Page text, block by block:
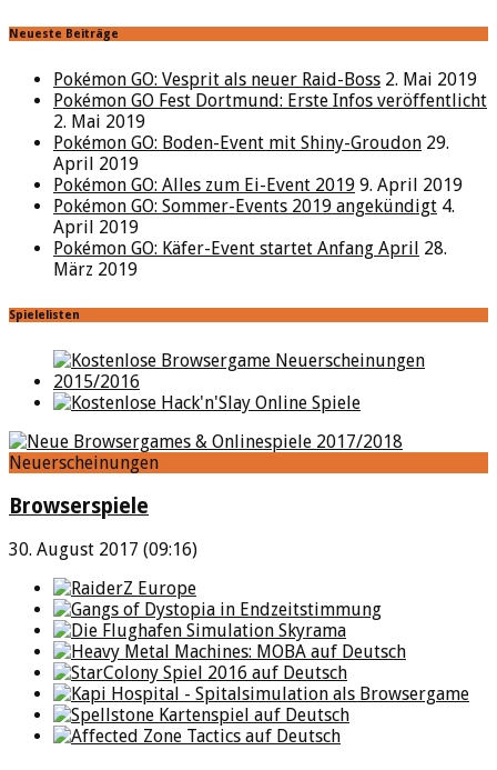
Neueste Beiträge
Pokémon GO: Vesprit als neuer Raid-Boss 2. Mai 2019
Pokémon GO Fest Dortmund: Erste Infos veröffentlicht
2. Mai 2019
Pokémon GO: Boden-Event mit Shiny-Groudon 29.
April 2019
Pokémon GO: Alles zum Ei-Event 2019 9. April 2019
Pokémon GO: Sommer-Events 2019 angekündigt 4.
April 2019
Pokémon GO: Käfer-Event startet Anfang April 28.
März 2019
Spielelisten
Neuerscheinungen
Browserspiele
30. August 2017 (09:16)